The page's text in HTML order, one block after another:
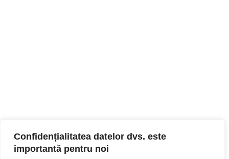
Confidențialitatea datelor dvs. este
importantă pentru noi